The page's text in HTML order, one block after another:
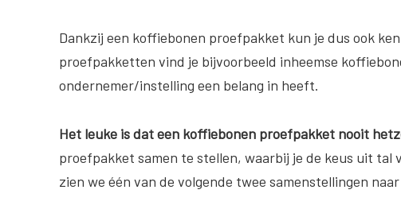
Dankzij een koffiebonen proefpakket kun je dus ook
proefpakketten vind je bijvoorbeeld inheemse
ondernemer/instelling een belang in heeft.
Het leuke is dat een koffiebonen proefpakket nooit
proefpakket samen te stellen, waarbij je de keus uit
zien we één van de volgende twee samenstellingen